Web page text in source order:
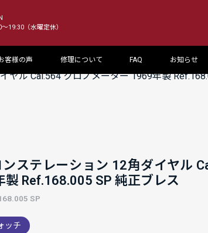
～19:30（水曜定休）
客様の声 修理について FAQ お知らせ
ヤル Cal.564 クロノメーター 1969年製
ステレーション 12角ダイヤル
製 Ref.168.005 SP 純正ブレス
SP
ッチ